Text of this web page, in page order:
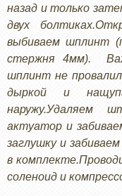
назад и только
двух
выбиваем шплинт
стержня 4мм).
шплинт не
дыркой и
наружу.Удаляем
актуатор и
заглушку и
в
соленоид и